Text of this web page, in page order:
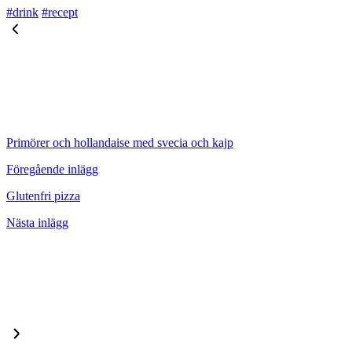
#drink #recept
Primörer och hollandaise med svecia och kajp
Föregående inlägg
Glutenfri pizza
Nästa inlägg